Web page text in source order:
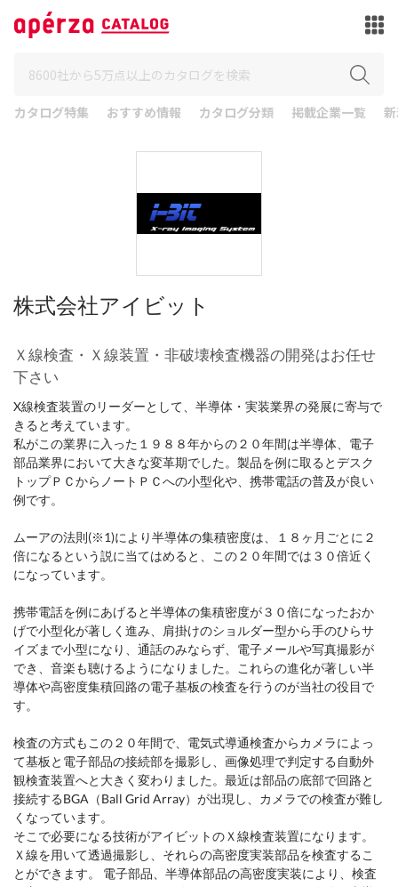
カタログ特集 おすすめ情報 カタログ分類 掲載企業一覧
株式会社アイビット
Ｘ線検査・Ｘ線装置・非破壊検査機器の開発はお任せ
下さい
X線検査装置のリーダーとして、半導体・実装業界の発展に寄与で
きると考えています。
私がこの業界に入った１９８８年からの２０年間は半導体、電子
部品業界において大きな変革期でした。製品を例に取るとデスク
トップＰＣからノートＰＣへの小型化や、携帯電話の普及が良い
例です。
ムーアの法則(※1)により半導体の集積密度は、１８ヶ月ごとに２
倍になるという説に当てはめると、この２０年間では３０倍近く
になっています。
携帯電話を例にあげると半導体の集積密度が３０倍になったおか
げで小型化が著しく進み、肩掛けのショルダー型から手のひらサ
イズまで小型になり、通話のみならず、電子メールや写真撮影が
でき、音楽も聴けるようになりました。これらの進化が著しい半
導体や高密度集積回路の電子基板の検査を行うのが当社の役目で
す。
検査の方式もこの２０年間で、電気式導通検査からカメラによっ
て基板と電子部品の接続部を撮影し、画像処理で判定する自動外
観検査装置へと大きく変わりました。最近は部品の底部で回路と
接続するBGA（Ball Grid Array）が出現し、カメラでの検査が難し
くなっています。
そこで必要になる技術がアイビットのＸ線検査装置になります。
Ｘ線を用いて透過撮影し、それらの高密度実装部品を検査するこ
とができます。 電子部品、半導体部品の高密度実装により、検査